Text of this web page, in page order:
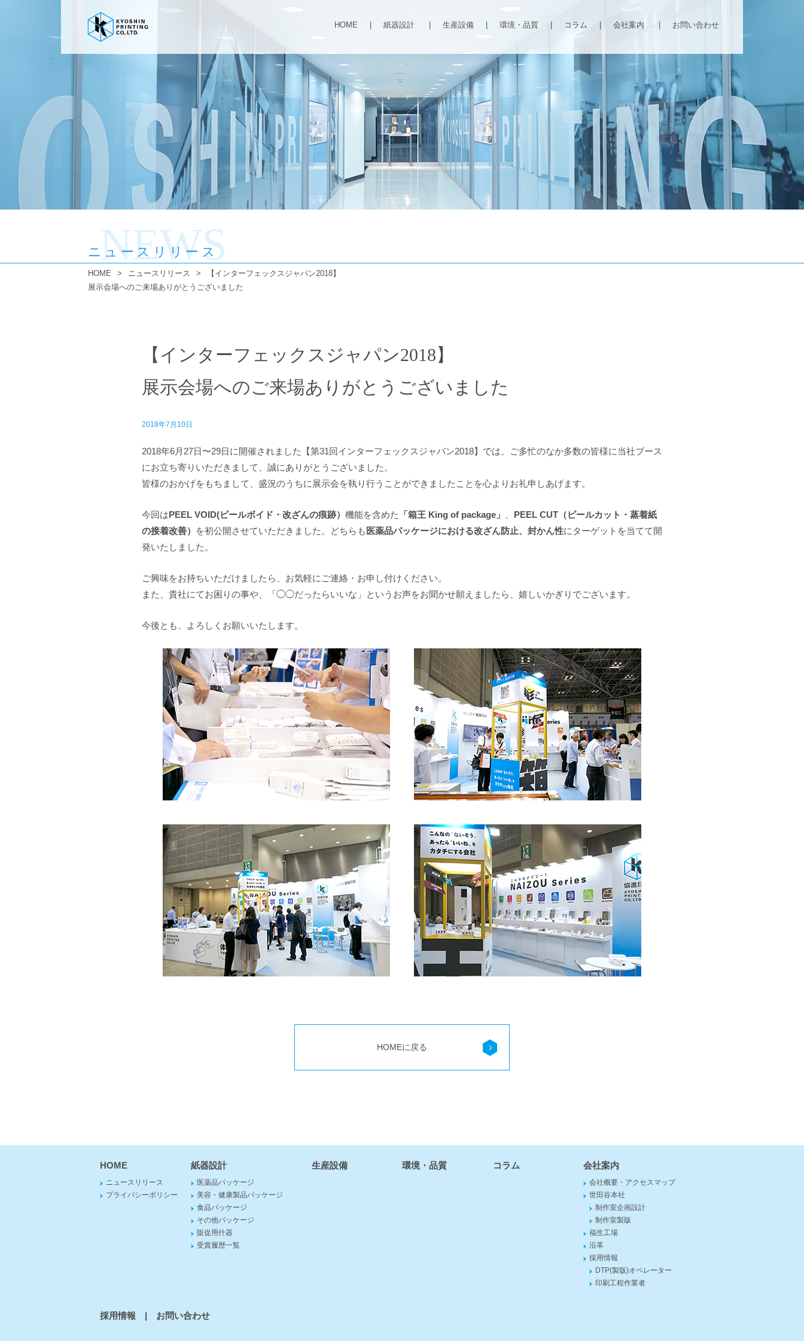
HOME 紙器設計 生産設備 環境・品質 コラム 会社案内 お問い合わせ
ニュースリリース
NEWS
HOME > ニュースリリース >
【インターフェックスジャパン2018】
展示会場へのご来場ありがとうございました
【インターフェックスジャパン2018】
展示会場へのご来場ありがとうございました
2018年7月10日
2018年6月27日〜29日に開催されました【第31回インターフェックスジャパン2018】では、ご多忙のなか多数の皆様に当社ブース
にお立ち寄りいただきまして、誠にありがとうございました。
皆様のおかげをもちまして、盛況のうちに展示会を執り行うことができましたことを心よりお礼申しあげます。
今回はPEEL VOID(ピールボイド・改ざんの痕跡） 機能を含めた 「箱王 King of package」
PEEL CUT（ピールカット・蒸着紙
の接着改善）
を初公開させていただきました。どちらも 医薬品パッケージにおける改ざん防止、封かん性にターゲットを当てて開
発いたしました。
ご興味をお持ちいただけましたら、 お気軽にご連絡・お申し付け ください。
また、貴社にてお困りの事や、「◯◯だったらいいな」というお声をお聞かせ願えましたら、嬉しいかぎりでございます。
今後とも、よろしくお願いいたします。
HOMEに戻る
HOME
ニュースリリース
プライバシーポリシー
紙器設計
医薬品パッケージ
美容・健康製品パッケージ
食品パッケージ
その他パッケージ
販促用什器
受賞履歴一覧
生産設備 環境・品質 コラム 会社案内
会社概要・アクセスマップ
世田谷本社
制作室企画設計
制作室製版
福生工場
沿革
採用情報
DTP(製版)オペレーター
印刷工程作業者
採用情報 | お問い合わせ